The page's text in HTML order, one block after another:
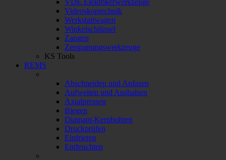
VDE Elektrikerwerkzeuge
Videoskoptechnik
Werkstattwagen
Winkelschlüssel
Zangen
Zerspanungswerkzeuge
KS Tools
REMS
Abschneiden und Anfasen
Aufweiten und Aushalsen
Axialpressen
Biegen
Diamant-Kernbohren
Druckprüfen
Einfrieren
Entfeuchten